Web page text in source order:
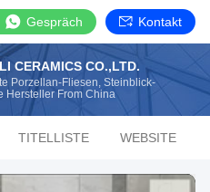
Gespräch Kontakt
CERAMICS CO.,LTD.
Porzellan-Fliesen, Steinblick-
Hersteller From China
TITELLISTE WEBSITE